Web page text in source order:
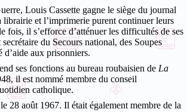
Louis Cassette gagne le siège du journal
librairie et l’imprimerie purent continuer leurs
fois, il s’efforce d’atténuer les difficultés de ses
du Secours national, des Soupes
aux prisonniers.
ses fonctions au bureau roubaisien de La
il est nommé membre du conseil
catholique.
28 août 1967. Il était également membre de la